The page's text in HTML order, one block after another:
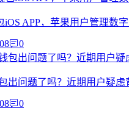
iOS APP，苹果用户管理数
0
出问题了吗？近期用户疑虑
0